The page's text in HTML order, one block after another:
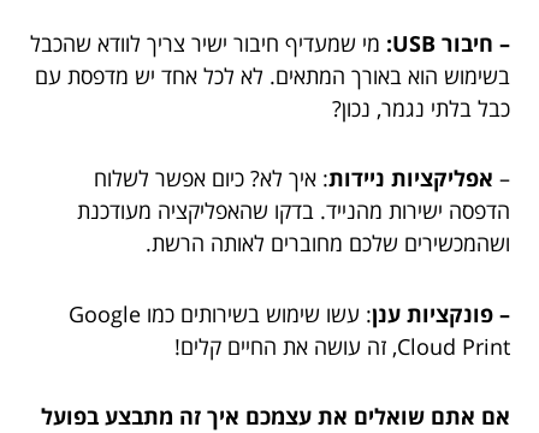
– חיבור USB:
מי שמעדיף חיבור ישיר צריך לוודא שהכבל
בשימוש הוא באורך המתאים. לא לכל אחד יש מדפסת עם
כבל בלתי נגמר, נכון?
– אפליקציות ניידות: איך לא? כיום אפשר לשלוח
הדפסה ישירות מהנייד. בדקו שהאפליקציה מעודכנת
ושהמכשירים שלכם מחוברים לאותה הרשת.
– פונקציות ענן
: עשו שימוש בשירותים כמו Google
Cloud Print, זה עושה את החיים קלים!
אם אתם שואלים את עצמכם איך זה מתבצע בפועל